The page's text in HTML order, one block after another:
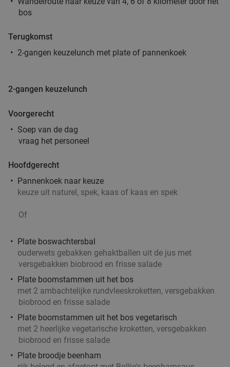
bos
Terugkomst
2-gangen keuzelunch met plate of pannenkoek
2-gangen keuzelunch
Voorgerecht
Soep van de dag
vraag het personeel
Hoofdgerecht
Pannenkoek naar keuze
keuze uit naturel, spek, kaas of kaas en spek
Of
Plate boswachtersbal
ouderwets gebakken gehaktballen uit de jus met
versgebakken biobrood en frisse salade
Plate boomstammen uit het bos
met 2 ambachtelijke rundvleeskroketten, versgebakken
biobrood en frisse salade
Plate boomstammen uit het bos vegetarisch
met 2 heerlijke vegetarische kroketten, versgebakken
biobrood en frisse salade
Plate broodje beenham